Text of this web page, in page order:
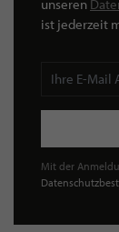
unseren
ist jederzeit
Mit der